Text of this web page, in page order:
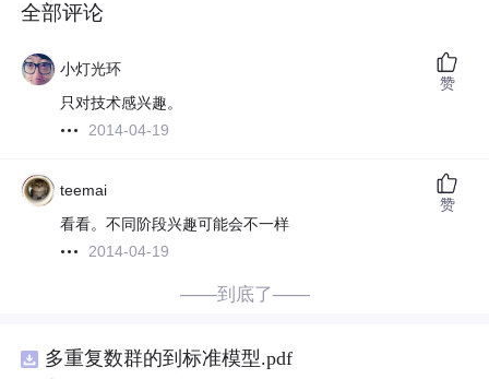
全部评论
小灯光环
只对技术感兴趣。
2014-04-19
赞
teemai
看看。不同阶段兴趣可能会不一样
2014-04-19
赞
——到底了——
多重复数群的到标准模型.pdf